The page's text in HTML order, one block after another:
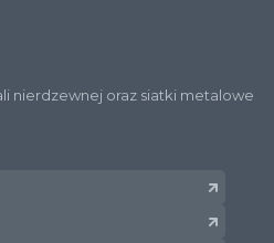
nierdzewnej oraz siatki metalowe